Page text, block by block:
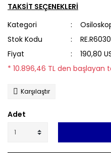
TAKSİT SEÇENEKLERİ
Kategori
Stok Kodu
RE.R6030
Fiyat
190,80
* 10.896,46 TL den başlayan
Karşılaştır
Adet